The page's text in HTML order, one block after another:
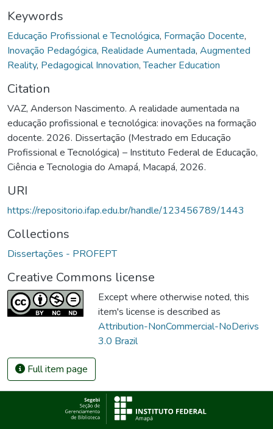
Keywords
Educação Profissional e Tecnológica, Formação Docente,
Inovação Pedagógica, Realidade Aumentada, Augmented
Reality, Pedagogical Innovation,Teacher Education
Citation
VAZ, Anderson Nascimento. A realidade aumentada na
educação profissional e tecnológica: inovações na formação
docente. 2026. Dissertação (Mestrado em Educação
Profissional e Tecnológica) – Instituto Federal de Educação,
Ciência e Tecnologia do Amapá, Macapá, 2026.
URI
https://repositorio.ifap.edu.br/handle/123456789/1443
Collections
Dissertações - PROFEPT
Creative Commons license
Except where otherwise noted, this
item's license is described as
Attribution-NonCommercial-NoDerivs
3.0 Brazil
Full item page